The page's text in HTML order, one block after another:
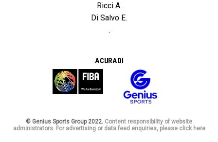
Ricci A.
Di Salvo E.
.
A CURA DI
© Genius Sports Group 2022. Content responsibility of website
administrators. For advertising or data feed enquiries, please click here